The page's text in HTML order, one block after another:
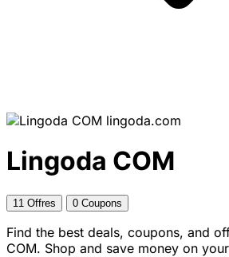
lingoda.com
Lingoda COM
11 Offres 0 Coupons
Find the best deals, coupons, and
COM. Shop and save money on